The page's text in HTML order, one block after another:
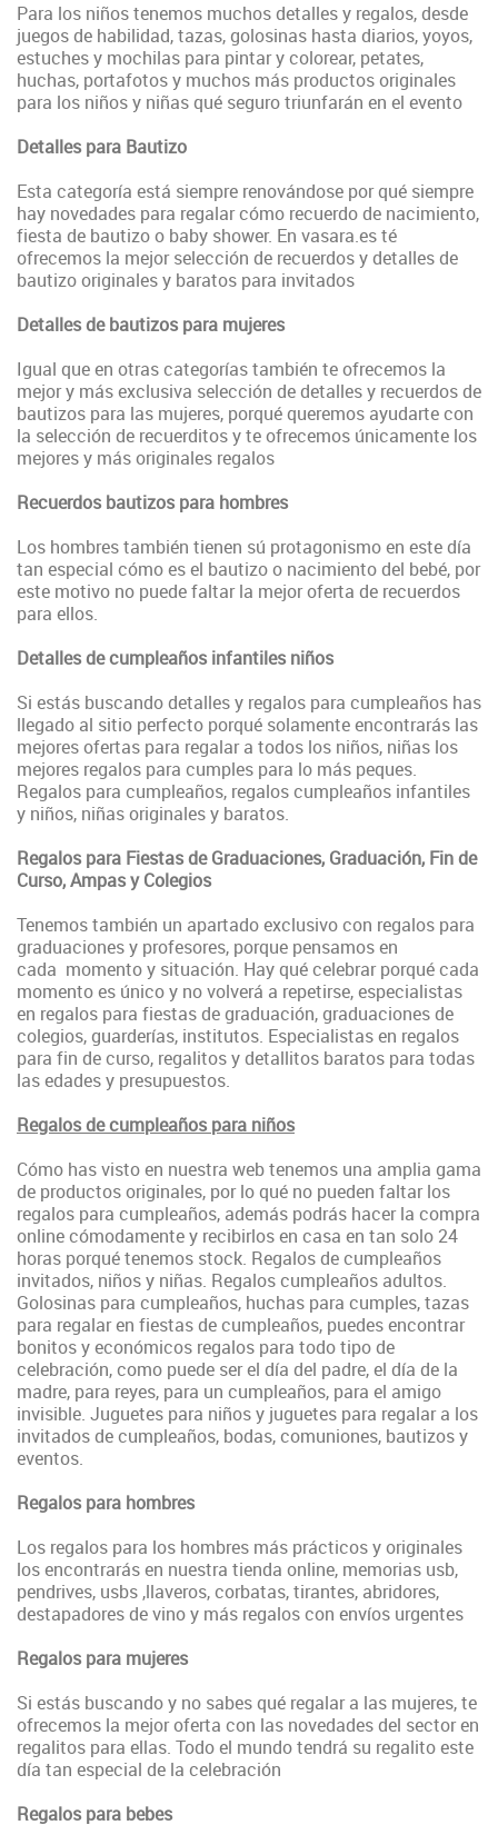
Para los niños tenemos muchos detalles y regalos, desde
juegos de habilidad, tazas, golosinas hasta diarios, yoyos,
estuches y mochilas para pintar y colorear, petates,
huchas, portafotos y muchos más productos originales
para los niños y niñas qué seguro triunfarán en el evento
Detalles para Bautizo
Esta categoría está siempre renovándose por qué siempre
hay novedades para regalar cómo recuerdo de nacimiento,
fiesta de bautizo o baby shower. En vasara.es té
ofrecemos la mejor selección de recuerdos y detalles de
bautizo originales y baratos para invitados
Detalles de bautizos para mujeres
Igual que en otras categorías también te ofrecemos la
mejor y más exclusiva selección de detalles y recuerdos de
bautizos para las mujeres, porqué queremos ayudarte con
la selección de recuerditos y te ofrecemos únicamente los
mejores y más originales regalos
Recuerdos bautizos para hombres
Los hombres también tienen sú protagonismo en este día
tan especial cómo es el bautizo o nacimiento del bebé, por
este motivo no puede faltar la mejor oferta de recuerdos
para ellos.
Detalles de cumpleaños infantiles niños
Si estás buscando detalles y regalos para cumpleaños has
llegado al sitio perfecto porqué solamente encontrarás las
mejores ofertas para regalar a todos los niños, niñas los
mejores regalos para cumples para lo más peques.
Regalos para cumpleaños, regalos cumpleaños infantiles
y niños, niñas originales y baratos.
Regalos para Fiestas de Graduaciones, Graduación, Fin de
Curso, Ampas y Colegios
Tenemos también un apartado exclusivo con regalos para
graduaciones y profesores, porque pensamos en
cada momento y situación. Hay qué celebrar porqué cada
momento es único y no volverá a repetirse, especialistas
en regalos para fiestas de graduación, graduaciones de
colegios, guarderías, institutos. Especialistas en regalos
para fin de curso, regalitos y detallitos baratos para todas
las edades y presupuestos.
Regalos de cumpleaños para niños
Cómo has visto en nuestra web tenemos una amplia gama
de productos originales, por lo qué no pueden faltar los
regalos para cumpleaños, además podrás hacer la compra
online cómodamente y recibirlos en casa en tan solo 24
horas porqué tenemos stock. Regalos de cumpleaños
invitados, niños y niñas. Regalos cumpleaños adultos.
Golosinas para cumpleaños, huchas para cumples, tazas
para regalar en fiestas de cumpleaños, puedesencontrar
bonitos y económicos regalos para todo tipo de
celebración, como puede ser el día del padre, el día de la
madre, para reyes, para un cumpleaños, para el amigo
invisible. Juguetes para niños y juguetes para regalar a los
invitados de cumpleaños, bodas, comuniones, bautizos y
eventos.
Regalos para hombres
Los regalos para los hombres más prácticos y originales
los encontrarás en nuestra tienda online, memorias usb,
pendrives, usbs ,llaveros, corbatas, tirantes, abridores,
destapadores de vino y más regalos con envíos urgentes
Regalos para mujeres
Si estás buscando y no sabes qué regalar a las mujeres, te
ofrecemos la mejor oferta con las novedades del sector en
regalitos para ellas. Todo el mundo tendrá su regalito este
día tan especial de la celebración
Regalos para bebes